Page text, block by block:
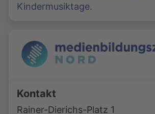
Kindermusiktage.
Kontakt
Rainer-Dierichs-Platz 1